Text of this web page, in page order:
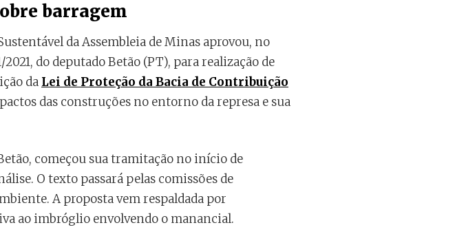
barragem
da Assembleia de Minas aprovou, no
do deputado Betão (PT), para realização de
da Lei de Proteção da Bacia de Contribuição
das construções no entorno da represa e sua
começou sua tramitação no início de
O texto passará pelas comissões de
A proposta vem respaldada por
ao imbróglio envolvendo o manancial.